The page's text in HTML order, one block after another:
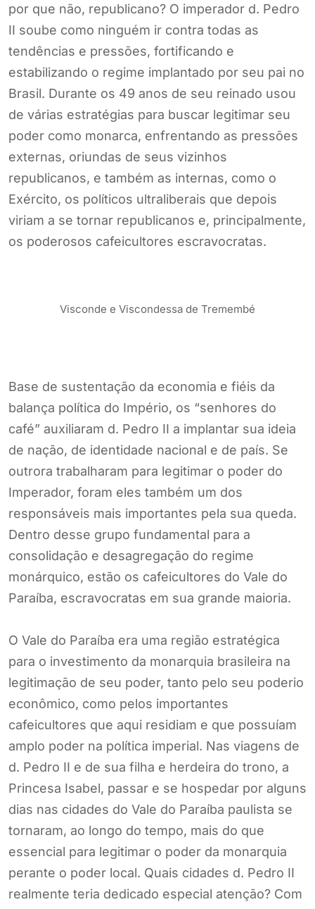
por que não, republicano? O imperador d. Pedro
II soube como ninguém ir contra todas as
tendências e pressões, fortificando e
estabilizando o regime implantado por seu pai no
Brasil. Durante os 49 anos de seu reinado usou
de várias estratégias para buscar legitimar seu
poder como monarca, enfrentando as pressões
externas, oriundas de seus vizinhos
republicanos, e também as internas, como o
Exército, os políticos ultraliberais que depois
viriam a se tornar republicanos e, principalmente,
os poderosos cafeicultores escravocratas.
Visconde e Viscondessa de Tremembé
Base de sustentação da economia e fiéis da
balança política do Império, os “senhores do
café” auxiliaram d. Pedro II a implantar sua ideia
de nação, de identidade nacional e de país. Se
outrora trabalharam para legitimar o poder do
Imperador, foram eles também um dos
responsáveis mais importantes pela sua queda.
Dentro desse grupo fundamental para a
consolidação e desagregação do regime
monárquico, estão os cafeicultores do Vale do
Paraíba, escravocratas em sua grande maioria.
O Vale do Paraíba era uma região estratégica
para o investimento da monarquia brasileira na
legitimação de seu poder, tanto pelo seu poderio
econômico, como pelos importantes
cafeicultores que aqui residiam e que possuíam
amplo poder na política imperial. Nas viagens de
d. Pedro II e de sua filha e herdeira do trono, a
Princesa Isabel, passar e se hospedar por alguns
dias nas cidades do Vale do Paraíba paulista se
tornaram, ao longo do tempo, mais do que
essencial para legitimar o poder da monarquia
perante o poder local. Quais cidades d. Pedro II
realmente teria dedicado especial atenção? Com